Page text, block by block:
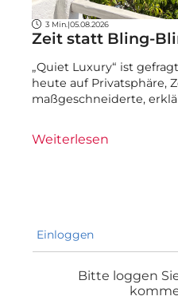
3 Min. |05.08.2026
Zeit statt Bling-
„Quiet Luxury“ ist
heute auf Privatsphäre,
maßgeschneiderte,
Weiterlesen
Einloggen
Bitte loggen